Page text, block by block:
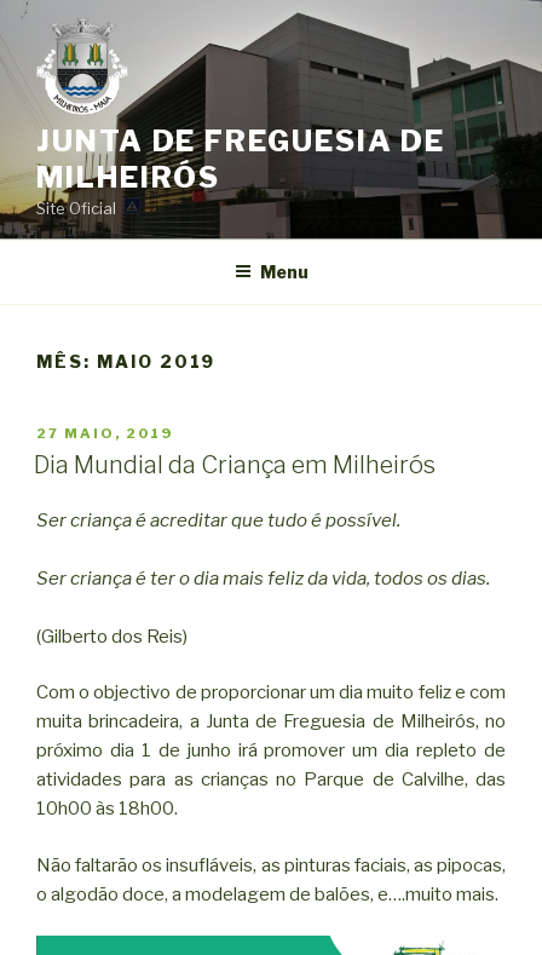
Saltar
o
conteúdo
JUNTA DE FREGUESIA DE
MILHEIRÓS
Site Oficial
Menu
MÊS: MAIO 2019
PUBLICADO
EM
27 MAIO, 2019
Dia Mundial da Criança em Milheirós
Ser criança é acreditar que tudo é possível.
Ser criança é ter o dia mais feliz da vida, todos os dias.
(Gilberto dos Reis)
Com o objectivo de proporcionar um dia muito feliz e com
muita brincadeira, a Junta de Freguesia de Milheirós, no
próximo dia 1 de junho irá promover um dia repleto de
atividades para as crianças no Parque de Calvilhe, das
10h00 às 18h00.
Não faltarão os insufláveis, as pinturas faciais, as pipocas,
o algodão doce, a modelagem de balões, e….muito mais.